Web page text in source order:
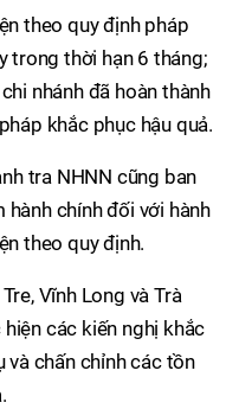
theo quy định pháp
trong thời hạn 6 tháng;
nhánh đã hoàn thành
khắc phục hậu quả.
tra NHNN cũng ban
hành chính đối với hành
theo quy định.
Vĩnh Long và Trà
các kiến nghị khắc
và chấn chỉnh các tồn